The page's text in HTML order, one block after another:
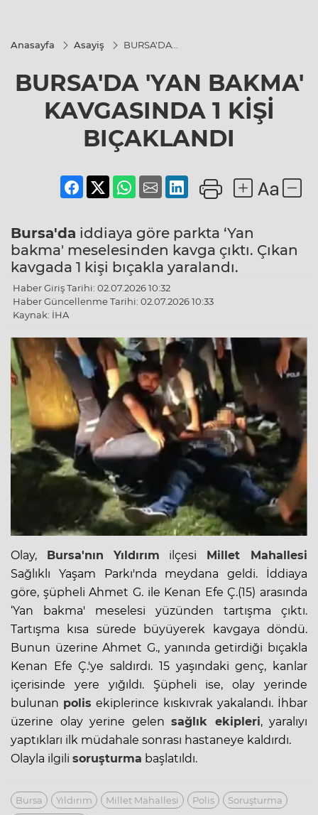
Anasayfa Asayiş
BURSA'DA
1 KİŞİ
BIÇAKLANDI
BURSA'DA 'YAN BAKMA'
KAVGASINDA 1 KİŞİ
BIÇAKLANDI
Bursa'da iddiaya göre parkta ‘Yan
bakma' meselesinden kavga çıktı. Çıkan
kavgada 1 kişi bıçakla yaralandı.
Haber Giriş Tarihi: 02.07.2026 10:32
Haber Güncellenme Tarihi: 02.07.2026 10:33
Kaynak: İHA
Olay, Bursa'nın Yıldırım ilçesi Millet Mahallesi
Sağlıklı Yaşam Parkı'nda meydana geldi. İddiaya
göre, şüpheli Ahmet G. ile Kenan Efe Ç.(15) arasında
‘Yan bakma' meselesi yüzünden tartışma çıktı.
Tartışma kısa sürede büyüyerek kavgaya döndü.
Bunun üzerine Ahmet G., yanında getirdiği bıçakla
Kenan Efe Ç.'ye saldırdı. 15 yaşındaki genç, kanlar
içerisinde yere yığıldı. Şüpheli ise, olay yerinde
bulunan polis ekiplerince kıskıvrak yakalandı. İhbar
üzerine olay yerine gelen sağlık ekipleri, yaralıyı
yaptıkları ilk müdahale sonrası hastaneye kaldırdı.
Olayla ilgili soruşturma başlatıldı.
Bursa Yıldırım Millet Mahallesi Polis
Soruşturma